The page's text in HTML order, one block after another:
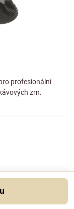
profesionální
zrn.